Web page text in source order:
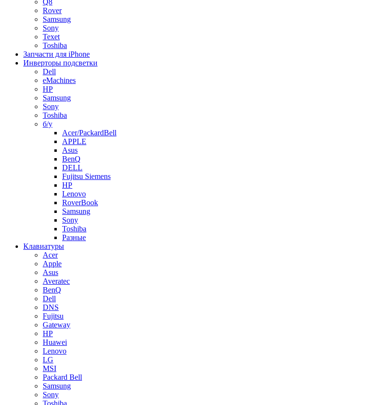
Rover
Samsung
Sony
Texet
Toshiba
Запчасти для iPhone
Инверторы подсветки
Dell
eMachines
HP
Samsung
Sony
Toshiba
б/у
Acer/PackardBell
APPLE
Asus
BenQ
DELL
Fujitsu Siemens
HP
Lenovo
RoverBook
Samsung
Sony
Toshiba
Разные
Клавиатуры
Acer
Apple
Asus
Averatec
BenQ
Dell
DNS
Fujitsu
Gateway
HP
Huawei
Lenovo
LG
MSI
Packard Bell
Samsung
Sony
Toshiba